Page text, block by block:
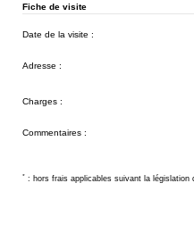
Fiche de visite
Date de la visite :
Adresse :
Charges :
Commentaires :
* : hors frais applicables suivant la législation